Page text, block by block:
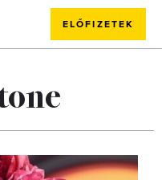
ELŐFIZETEK